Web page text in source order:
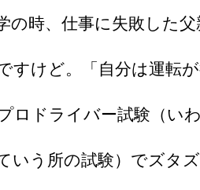
の時、仕事に失敗した
すけど。「自分は運転
ロドライバー試験（い
いう所の試験）でズタ